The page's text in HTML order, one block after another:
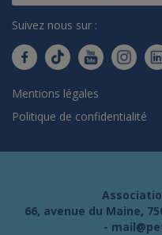
Suivez nous sur :
Mentions légales
Politique de confidentialité
66, avenue du Maine,
-